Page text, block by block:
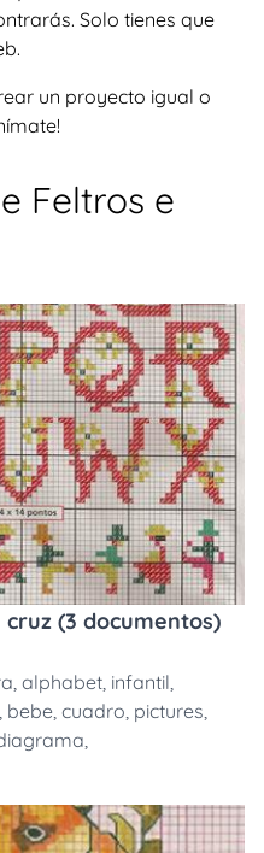
Solo tienes que
un proyecto igual o
Feltros e
(3 documentos)
, alphabet, infantil,
, bebe, cuadro, pictures,
,